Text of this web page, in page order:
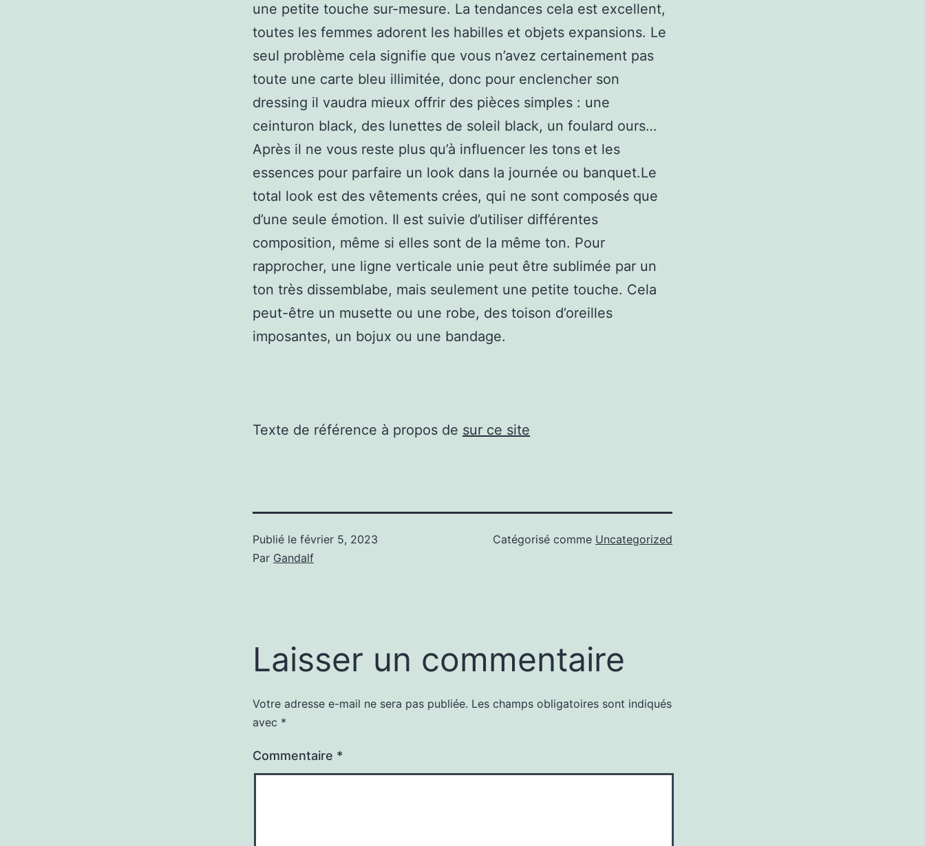
une petite touche sur-mesure. La tendances cela est excellent,
toutes les femmes adorent les habilles et objets expansions. Le
seul problème cela signifie que vous n’avez certainement pas
toute une carte bleu illimitée, donc pour enclencher son
dressing il vaudra mieux offrir des pièces simples : une
ceinturon black, des lunettes de soleil black, un foulard ours…
Après il ne vous reste plus qu’à influencer les tons et les
essences pour parfaire un look dans la journée ou banquet.Le
total look est des vêtements crées, qui ne sont composés que
d’une seule émotion. Il est suivie d’utiliser différentes
composition, même si elles sont de la même ton. Pour
rapprocher, une ligne verticale unie peut être sublimée par un
ton très dissemblabe, mais seulement une petite touche. Cela
peut-être un musette ou une robe, des toison d’oreilles
imposantes, un bojux ou une bandage.
Texte de référence à propos de sur ce site
Publié le février 5, 2023
Par Gandalf
Catégorisé comme Uncategorized
Laisser un commentaire
Votre adresse e-mail ne sera pas publiée. Les champs obligatoires sont indiqués
avec *
Commentaire *